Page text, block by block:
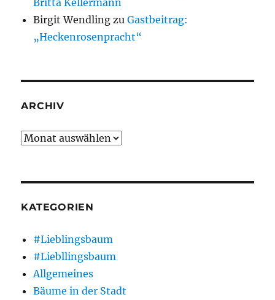
Birgit Wendling zuGastbeitrag:
„Heckenrosenpracht“
ARCHIV
Archiv
KATEGORIEN
#Lieblingsbaum
#Liebllingsbaum
Allgemeines
Bäume in der Stadt